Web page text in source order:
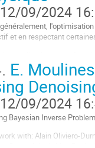
12/09/2024
et en respectant
du problème en jeu,
E.
12/09/2024
Bayesian Inverse
with: Alain Oliviero-